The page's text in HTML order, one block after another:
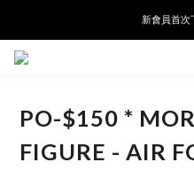
新會員首次
新會員首次
PO-$150 *
FIGURE - AIR